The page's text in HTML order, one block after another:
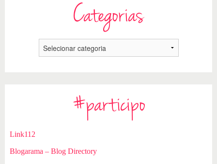
Categorias
#participo
Link112
Blogarama – Blog Directory